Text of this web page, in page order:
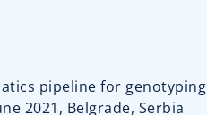
pipeline for genotyping
2021, Belgrade, Serbia